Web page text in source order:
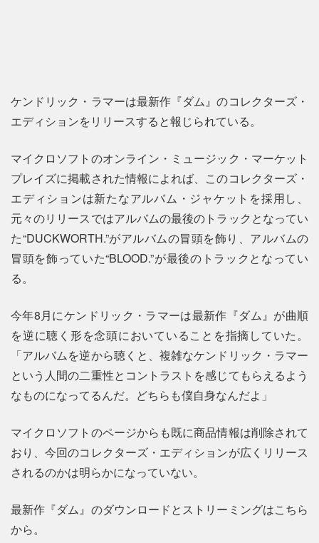
ケンドリック・ラマーは最新作『ダム』のコレクターズ・
エディションをリリースすると報じられている。
マイクロソフトのオンライン・ミュージック・マーケット
プレイズに掲載された情報によれば、このコレクターズ・
エディションは新たなアルバム・ジャケットを採用し、
元々のリリースではアルバムの最後のトラックとなってい
た“DUCKWORTH.”がアルバムの冒頭を飾り、アルバムの
冒頭を飾っていた“BLOOD.”が最後のトラックとなってい
る。
今年8月にケンドリック・ラマーは最新作『ダム』が曲順
を逆に聴く形を念頭においていることを指摘していた。
「アルバムを逆から聴くと、複雑なケンドリック・ラマー
という人間の二重性とコントラストを感じてもらえるよう
なものになってるんだ。どちらも僕自身なんだよ」
マイクロソフトのページからも既に商品情報は削除されて
おり、今回のコレクターズ・エディションが広くリリース
されるのかは明らかになっていない。
最新作『ダム』のダウンロードとストリーミングはこちら
から。